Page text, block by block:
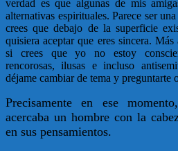
verdad es que algunas de mis
alternativas espirituales. Parece ser
crees que debajo de la superficie
quisiera aceptar que eres sincera.
si crees que yo no estoy
rencorosas, ilusas e incluso
déjame cambiar de tema y preguntarte
Precisamente en ese
acercaba un hombre con la
en sus pensamientos.